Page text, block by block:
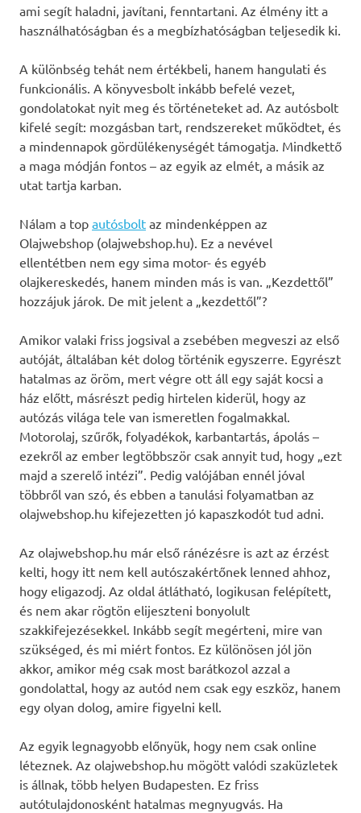
ami segít haladni, javítani, fenntartani. Az élmény itt a
használhatóságban és a megbízhatóságban teljesedik ki.
A különbség tehát nem értékbeli, hanem hangulati és
funkcionális. A könyvesbolt inkább befelé vezet,
gondolatokat nyit meg és történeteket ad. Az autósbolt
kifelé segít: mozgásban tart, rendszereket működtet, és
a mindennapok gördülékenységét támogatja. Mindkettő
a maga módján fontos – az egyik az elmét, a másik az
utat tartja karban.
Nálam a top autósbolt az mindenképpen az
Olajwebshop (olajwebshop.hu). Ez a nevével
ellentétben nem egy sima motor- és egyéb
olajkereskedés, hanem minden más is van. „Kezdettől”
hozzájuk járok. De mit jelent a „kezdettől”?
Amikor valaki friss jogsival a zsebében megveszi az első
autóját, általában két dolog történik egyszerre. Egyrészt
hatalmas az öröm, mert végre ott áll egy saját kocsi a
ház előtt, másrészt pedig hirtelen kiderül, hogy az
autózás világa tele van ismeretlen fogalmakkal.
Motorolaj, szűrők, folyadékok, karbantartás, ápolás –
ezekről az ember legtöbbször csak annyit tud, hogy „ezt
majd a szerelő intézi”. Pedig valójában ennél jóval
többről van szó, és ebben a tanulási folyamatban az
olajwebshop.hu kifejezetten jó kapaszkodót tud adni.
Az olajwebshop.hu már első ránézésre is azt az érzést
kelti, hogy itt nem kell autószakértőnek lenned ahhoz,
hogy eligazodj. Az oldal átlátható, logikusan felépített,
és nem akar rögtön elijeszteni bonyolult
szakkifejezésekkel. Inkább segít megérteni, mire van
szükséged, és mi miért fontos. Ez különösen jól jön
akkor, amikor még csak most barátkozol azzal a
gondolattal, hogy az autód nem csak egy eszköz, hanem
egy olyan dolog, amire figyelni kell.
Az egyik legnagyobb előnyük, hogy nem csak online
léteznek. Az olajwebshop.hu mögött valódi szaküzletek
is állnak, több helyen Budapesten. Ez friss
autótulajdonosként hatalmas megnyugvás. Ha